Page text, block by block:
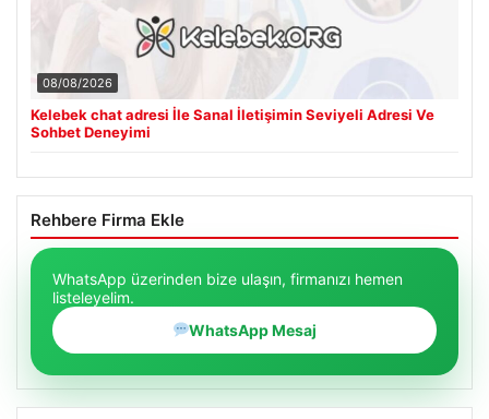
08/08/2026
Kelebek chat adresi İle Sanal İletişimin Seviyeli Adresi Ve
Sohbet Deneyimi
Rehbere Firma Ekle
WhatsApp üzerinden bize ulaşın, firmanızı hemen
listeleyelim.
WhatsApp Mesaj